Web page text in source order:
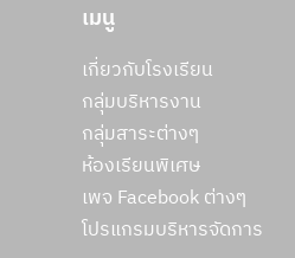
เมนู
เกี่ยวกับโรงเรียน
กลุ่มบริหารงาน
กลุ่มสาระต่างๆ
ห้องเรียนพิเศษ
เพจ Facebook ต่างๆ
โปรแกรมบริหารจัดการ